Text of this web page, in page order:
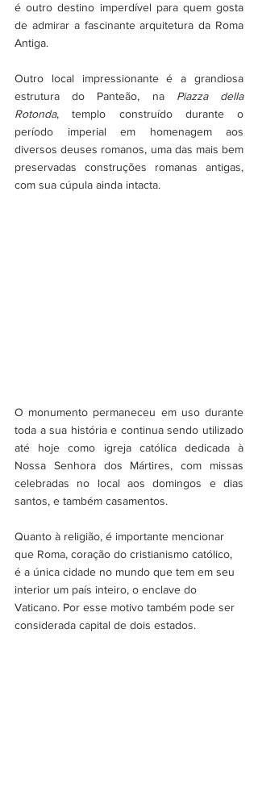
é outro destino imperdível para quem gosta
de admirar a fascinante arquitetura da Roma
Antiga.
Outro local impressionante é a grandiosa
estrutura do Panteão, na Piazza della
Rotonda, templo construído durante o
período imperial em homenagem aos
diversos deuses romanos, uma das mais bem
preservadas construções romanas antigas,
com sua cúpula ainda intacta.
O monumento permaneceu em uso durante
toda a sua história e continua sendo utilizado
até hoje como igreja católica dedicada à
Nossa Senhora dos Mártires, com missas
celebradas no local aos domingos e dias
santos, e também casamentos.
Quanto à religião, é importante mencionar
que Roma, coração do cristianismo católico,
é a única cidade no mundo que tem em seu
interior um país inteiro, o enclave do
Vaticano. Por esse motivo também pode ser
considerada capital de dois estados.